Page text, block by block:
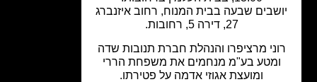
שבעה בבית המנוח, רחוב איזנברג
מרציפרו והנהלת חברת תנובות שדה
ומטע בע"מ מנחמים את משפחת הררי
ומועצת אגוזי אדמה על פטירתו.